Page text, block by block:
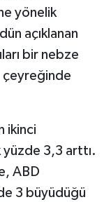
yönelik
açıklanan
bir nebze
çeyreğinde
ikinci
yüzde 3,3 arttı.
ABD
3 büyüdüğü